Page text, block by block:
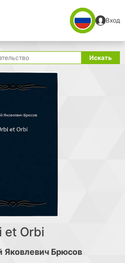
Вход
Поиск Искать
et Orbi
Яковлевич Брюсов